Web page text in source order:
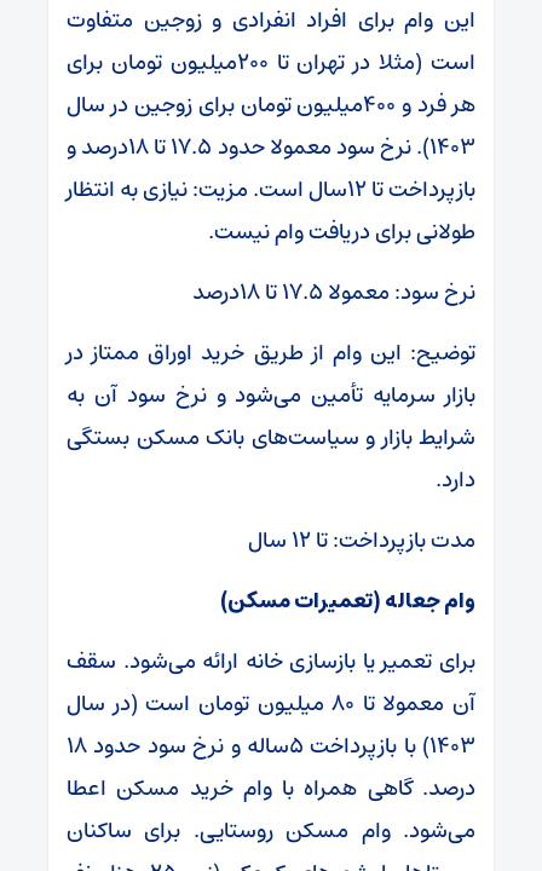
این وام برای افراد انفرادی و زوجین متفاوت
است (مثلا در تهران تا ۲۰۰میلیون تومان برای
هر فرد و ۴۰۰میلیون تومان برای زوجین در سال
۱۴۰۳). نرخ سود معمولا حدود ۱۷.۵ تا ۱۸درصد و
بازپرداخت تا ۱۲سال است. مزیت: نیازی به انتظار
طولانی برای دریافت وام نیست.
نرخ سود: معمولا ۱۷.۵ تا ۱۸درصد
توضیح: این وام از طریق خرید اوراق ممتاز در
بازار سرمایه تأمین می‌شود و نرخ سود آن به
شرایط بازار و سیاست‌های بانک مسکن بستگی
دارد.
مدت بازپرداخت: تا ۱۲ سال
وام جعاله (تعمیرات مسکن)
برای تعمیر یا بازسازی خانه ارائه می‌شود. سقف
آن معمولا تا ۸۰ میلیون تومان است (در سال
۱۴۰۳) با بازپرداخت ۵ساله و نرخ سود حدود ۱۸
درصد. گاهی همراه با وام خرید مسکن اعطا
می‌شود. وام مسکن روستایی. برای ساکنان